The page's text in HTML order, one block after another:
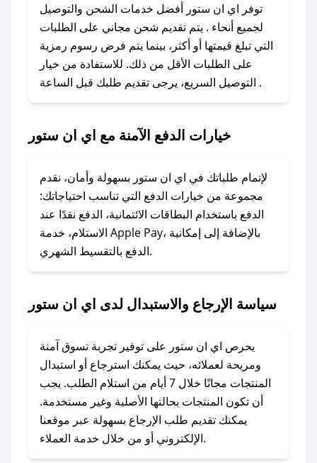
تواصل معنا عبر تويتر أو البريد الإلكتروني لإضافته
بسرعة.
### كيفية استخدام كود خصم اي ان ستور؟
1. انسخ كود الخصم من تطبيق صحصح.
2. الصقه في خانة الدفع عند التسوق من اي ان
لا تقلق! يمكنك التواصل مع فريق دعم صحصح عبر
الرسائل الخاصة على تويتر أو البريد الإلكتروني،
وسنقوم بحل المشكلة في أسرع وقت ممكن.
### ماذا أفعل إذا لم أجد كود خصم لمتجري
المفضل؟
مراسلتنا مباشرة وسنعمل على توفير الكوبونات في
### كيف تحصل على كوبونات خصم حصرية من اي
ان ستور؟
للحصول على كوبونات وخصومات حصرية، قم بما
يلي:
- اضغط على أيقونة متابعة لمتجر اي ان ستور في
توفر اي ان ستور أفضل خدمات الشحن والتوصيل
لجميع أنحاء . يتم تقديم شحن مجاني على الطلبات
التي تبلغ قيمتها أو أكثر، بينما يتم فرض رسوم رمزية
على الطلبات الأقل من ذلك. للاستفادة من خيار
التوصيل السريع، يرجى تقديم طلبك قبل الساعة .
خيارات الدفع الآمنة مع اي ان ستور
لإتمام طلباتك في اي ان ستور بسهولة وأمان، نقدم
مجموعة من خيارات الدفع التي تناسب احتياجاتك:
الدفع باستخدام البطاقات الائتمانية، الدفع نقدًا عند
الاستلام، خدمة Apple Pay، بالإضافة إلى إمكانية
الدفع بالتقسيط الشهري.
سياسة الإرجاع والاستبدال لدى اي ان ستور
يحرص اي ان ستور على توفير تجربة تسوق آمنة
ومريحة لعملائه، حيث يمكنك استرجاع أو استبدال
المنتجات مجانًا خلال 7 أيام من استلام الطلب. يجب
أن تكون المنتجات بحالتها الأصلية وغير مستخدمة.
يمكنك تقديم طلب الإرجاع بسهولة عبر موقعنا
الإلكتروني أو من خلال خدمة العملاء.